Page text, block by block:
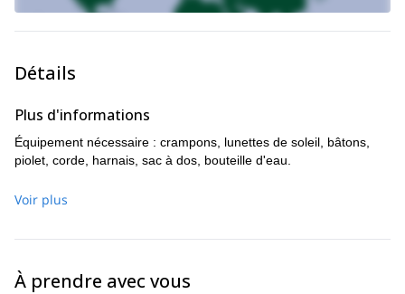
Détails
Plus d'informations
Équipement nécessaire : crampons, lunettes de soleil, bâtons,
piolet, corde, harnais, sac à dos, bouteille d'eau.
Voir plus
À prendre avec vous